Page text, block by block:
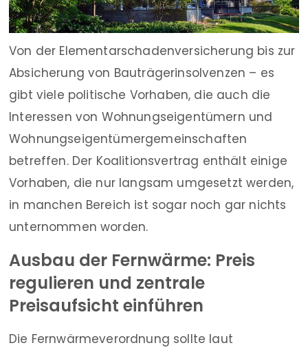
Von der Elementarschadenversicherung bis zur
Absicherung von Bauträgerinsolvenzen – es
gibt viele politische Vorhaben, die auch die
Interessen von Wohnungseigentümern und
Wohnungseigentümergemeinschaften
betreffen. Der Koalitionsvertrag enthält einige
Vorhaben, die nur langsam umgesetzt werden,
in manchen Bereich ist sogar noch gar nichts
unternommen worden.
Ausbau der Fernwärme: Preis
regulieren und zentrale
Preisaufsicht einführen
Die Fernwärmeverordnung sollte laut